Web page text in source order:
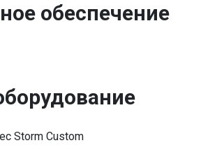
обеспечение
Storm Custom